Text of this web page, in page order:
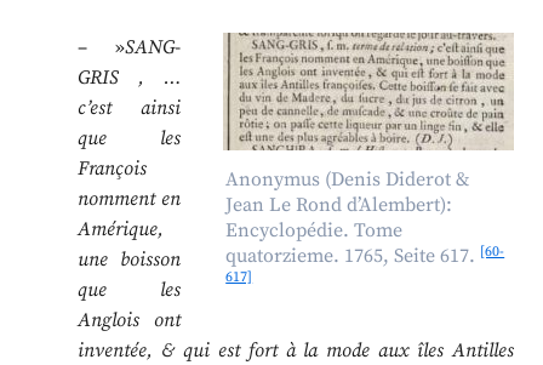
Anonymus (Denis Diderot &
Jean Le Rond d’Alembert):
Encyclopédie. Tome
quatorzieme. 1765, Seite 617. [60-
617]
– »SANG-
GRIS , …
c’est ainsi
que les
François
nomment en
Amérique,
une boisson
que les
Anglois ont
inventée, & qui est fort à la mode aux îles Antilles